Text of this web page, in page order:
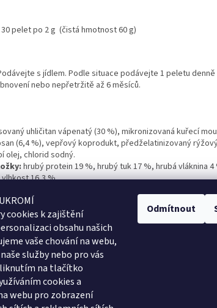
cookies kzajištění
obsahu našich
vaše chování na webu,
služby nebo pro vás
na tlačítko
cookies a
webu pro zobrazení
Odmítnout
pelet po 2 g (čistá hmotnost 60 g)
s jídlem. Podle situace podávejte 1 peletu denně
nebo nepřetržitě až 6 měsíců.
uhličitan vápenatý (30 %), mikronizovaná kuřecí
(6,4 %), vepřový koprodukt, předželatinizovaný
olej, chlorid sodný.
hrubý protein 19 %, hrubý tuk 17 %, hrubá vláknina
16,3 %